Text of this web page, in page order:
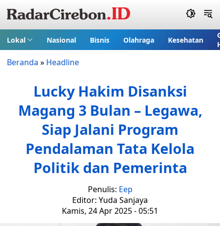
Lokal Nasional Bisnis Olahraga Kesehatan
Beranda » Headline
Lucky Hakim Disanksi
Magang 3 Bulan – Legawa,
Siap Jalani Program
Pendalaman Tata Kelola
Politik dan Pemerinta
Penulis: Eep
Editor: Yuda Sanjaya
Kamis, 24 Apr 2025 - 05:51